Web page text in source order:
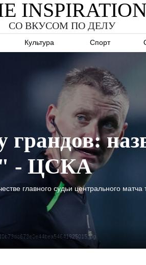
INSPIRATION
СО ВКУСОМ ПО ДЕЛУ
Культура Спорт
грандов:
- ЦСКА
главного судьи центрального